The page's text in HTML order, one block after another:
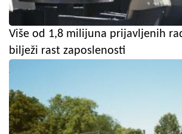
Više od 1,8 milijuna prijavljenih
bilježi rast zaposlenosti